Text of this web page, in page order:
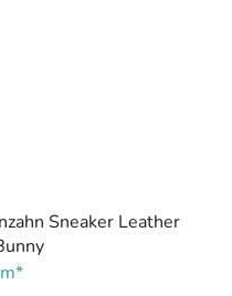
Sneaker Leather